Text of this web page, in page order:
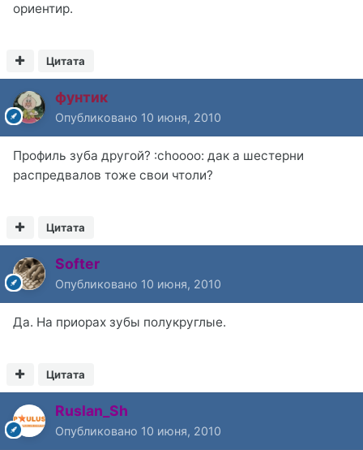
ориентир.
Цитата
фунтик
Опубликовано 10 июня, 2010
Профиль зуба другой? :choooo: дак а шестерни
распредвалов тоже свои чтоли?
Цитата
Softer
Опубликовано 10 июня, 2010
Да. На приорах зубы полукруглые.
Цитата
Ruslan_Sh
Опубликовано 10 июня, 2010